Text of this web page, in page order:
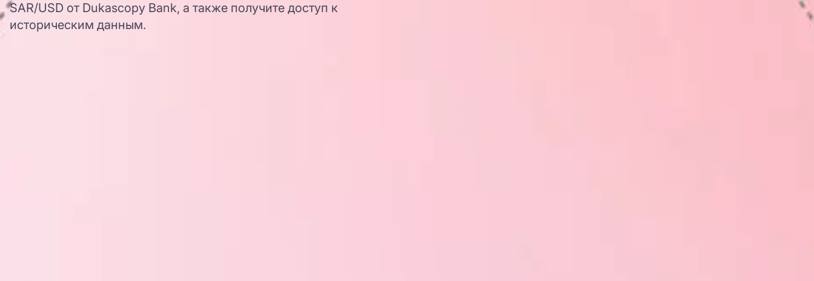
SAR/USD от Dukascopy Bank, а также получите доступ к
историческим данным.